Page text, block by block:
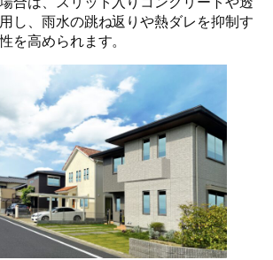
し、雨水の跳ね返りや熱ダレを抑制す
を高められます。